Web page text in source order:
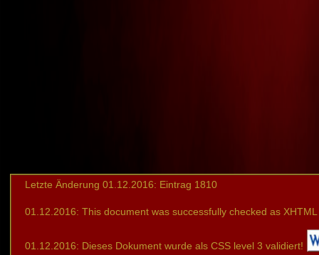
Letzte Änderung 01.12.2016: Eintrag 1810
01.12.2016: This document was successfully checked as
01.12.2016: Dieses Dokument wurde als CSS level 3 validiert!